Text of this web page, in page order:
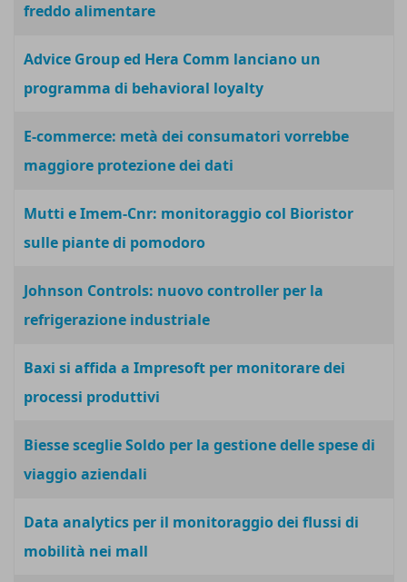
freddo alimentare
Advice Group ed Hera Comm lanciano un
programma di behavioral loyalty
E-commerce: metà dei consumatori vorrebbe
maggiore protezione dei dati
Mutti e Imem-Cnr: monitoraggio col Bioristor
sulle piante di pomodoro
Johnson Controls: nuovo controller per la
refrigerazione industriale
Baxi si affida a Impresoft per monitorare dei
processi produttivi
Biesse sceglie Soldo per la gestione delle spese di
viaggio aziendali
Data analytics per il monitoraggio dei flussi di
mobilità nei mall